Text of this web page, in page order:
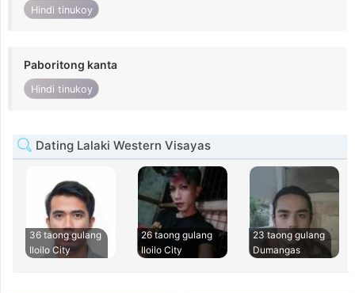
Hindi tinukoy
Paboritong kanta
Hindi tinukoy
Dating Lalaki Western Visayas
36 taong gulang
Iloilo City
26 taong gulang
Iloilo City
23 taong gulang
Dumangas